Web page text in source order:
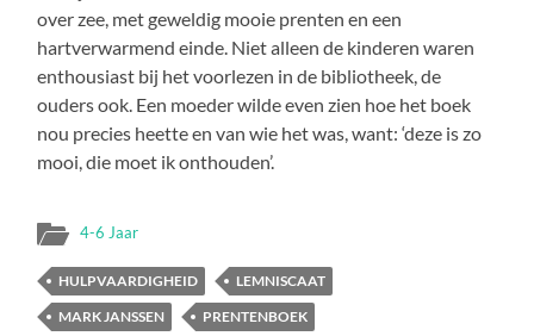
over zee, met geweldig mooie prenten en een
hartverwarmend einde. Niet alleen de kinderen waren
enthousiast bij het voorlezen in de bibliotheek, de
ouders ook. Een moeder wilde even zien hoe het boek
nou precies heette en van wie het was, want: ‘deze is zo
mooi, die moet ik onthouden’.
4-6 Jaar
HULPVAARDIGHEID
LEMNISCAAT
MARK JANSSEN
PRENTENBOEK